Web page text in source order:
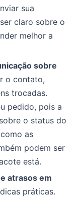
sua
claro sobre o
melhor a
sobre
o contato,
trocadas.
pedido, pois a
o status do
as
podem ser
está.
atrasos em
práticas.